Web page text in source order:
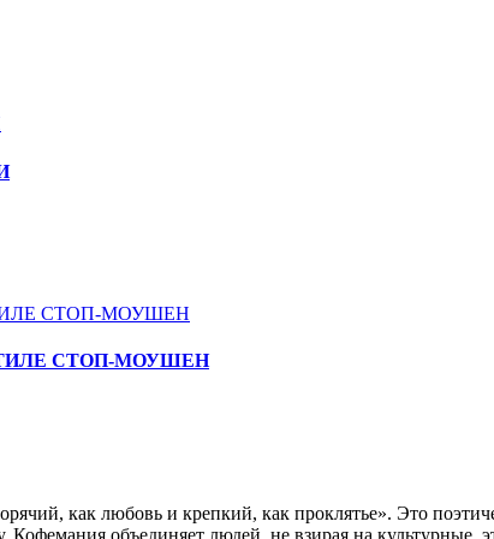
СТОП-МОУШЕН
как любовь и крепкий, как проклятье». Это
объединяет людей, не взирая на культурные,